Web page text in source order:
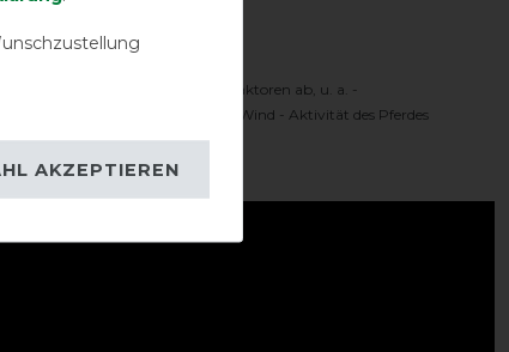
Komfortbereich
hängt von vielen Faktoren ab, u. a. -
- Sonnenschein - Feuchtigkeit - Wind - Aktivität des Pferdes
AKZEPTIEREN